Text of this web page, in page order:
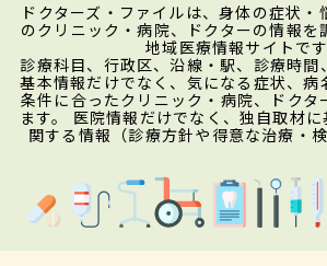
手術でがんを取り除くことが
がんの広がりに応じて、放射
ん剤による化学療法、ホルモ
巣を摘出し、がんが転移する
出する場合が多いが、がんの
ドクターズ・ファイルは、身体の症状・
のクリニック・病院、ドクターの情報を
地域医療情報サイトです
診療科目、行政区、沿線・駅、診療時間
基本情報だけでなく、気になる症状、病
条件に合ったクリニック・病院、ドクタ
ます。 医院情報だけでなく、独自取材
関する情報（診療方針や得意な治療・